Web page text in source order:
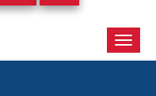
Toggle